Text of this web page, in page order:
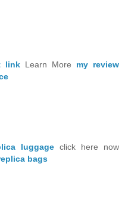
link Learn More my review
luggage click here now
bags